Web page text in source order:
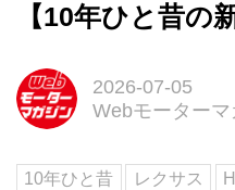
【10年ひと昔の
2026-07-05
Webモーター
10年ひと昔 レクサス